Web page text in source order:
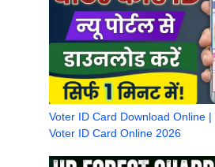
Voter ID Card Download Online
Voter ID Card Online 2026